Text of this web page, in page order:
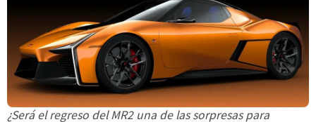
¿Será el regreso del MR2 una de las sorpresas para